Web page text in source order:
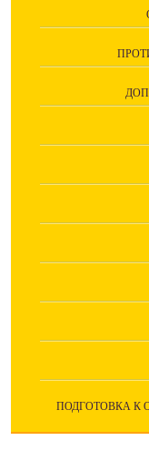
ПОДГОТОВКА К